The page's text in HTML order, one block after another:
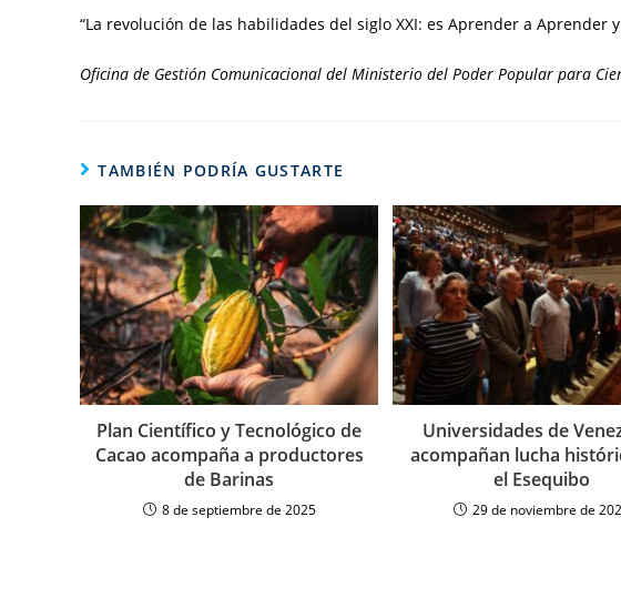
“La revolución de las habilidades del siglo XXI: es Aprender a Aprender
Oficina de Gestión Comunicacional del Ministerio del Poder Popular para
TAMBIÉN PODRÍA GUSTARTE
Plan Científico y Tecnológico de
Cacao acompaña a productores
de Barinas
8 de septiembre de 2025
Universidades de
acompañan lucha
el Esequibo
29 de noviembre de